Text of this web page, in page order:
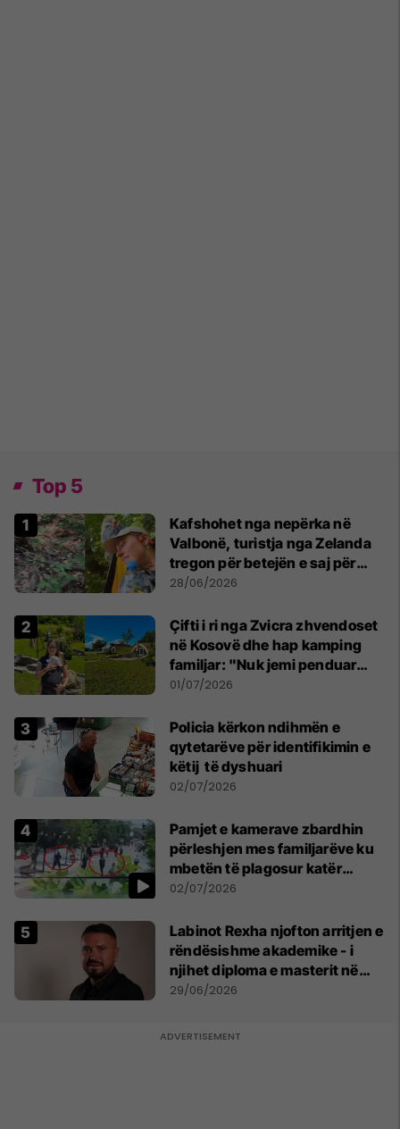
Top 5
Kafshohet nga nepërka në
Valbonë, turistja nga Zelanda
tregon për betejën e saj për
mbijetesë
28/06/2026
Çifti i ri nga Zvicra zhvendoset
në Kosovë dhe hap kamping
familjar: "Nuk jemi penduar
asnjë ditë"
01/07/2026
Policia kërkon ndihmën e
qytetarëve për identifikimin e
këtij të dyshuari
02/07/2026
Pamjet e kamerave zbardhin
përleshjen mes familjarëve ku
mbetën të plagosur katër
persona
02/07/2026
Labinot Rexha njofton arritjen e
rëndësishme akademike - i
njihet diploma e masterit në
Psikologji në Zvicër
29/06/2026